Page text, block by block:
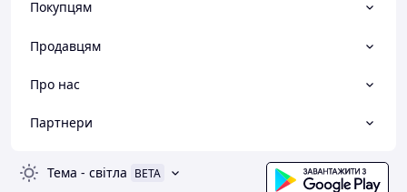
Покупцям
Продавцям
Про нас
Партнери
Тема - світла BETA